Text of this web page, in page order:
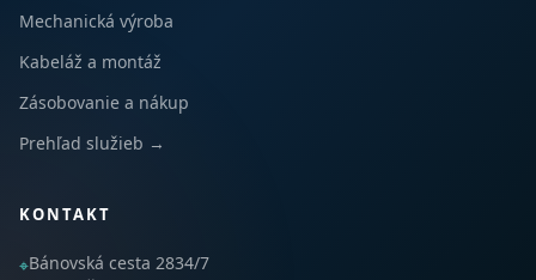
Mechanická výroba
Kabeláž a montáž
Zásobovanie a nákup
Prehľad služieb →
KONTAKT
⌖Bánovská cesta 2834/7